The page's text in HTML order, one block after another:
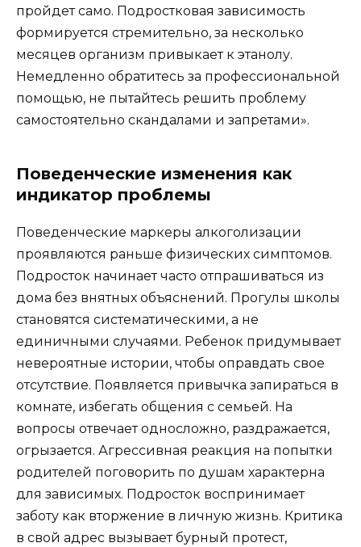
пройдет само. Подростковая зависимость
формируется стремительно, за несколько
месяцев организм привыкает к этанолу.
Немедленно обратитесь за профессиональной
помощью, не пытайтесь решить проблему
самостоятельно скандалами и запретами».
Поведенческие изменения как
индикатор проблемы
Поведенческие маркеры алкоголизации
проявляются раньше физических симптомов.
Подросток начинает часто отпрашиваться из
дома без внятных объяснений. Прогулы школы
становятся систематическими, а не
единичными случаями. Ребенок придумывает
невероятные истории, чтобы оправдать свое
отсутствие. Появляется привычка запираться в
комнате, избегать общения с семьей. На
вопросы отвечает односложно, раздражается,
огрызается. Агрессивная реакция на попытки
родителей поговорить по душам характерна
для зависимых. Подросток воспринимает
заботу как вторжение в личную жизнь. Критика
в свой адрес вызывает бурный протест,